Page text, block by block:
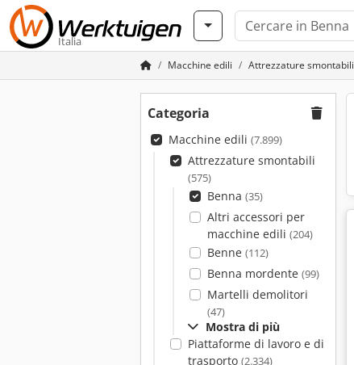
Italia
Macchine edili Attrezzature smontabili
Categoria
Macchine edili (7.899)
Attrezzature smontabili
(575)
Benna (35)
Altri accessori per
macchine edili (204)
Benne (112)
Benna mordente (99)
Martelli demolitori
(47)
Mostra di più
Piattaforme di lavoro e di
trasporto (2.334)